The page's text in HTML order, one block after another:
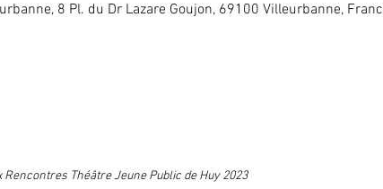
8 Pl. du Dr Lazare Goujon, 69100 Villeurbanne,
Théâtre Jeune Public de Huy 2023